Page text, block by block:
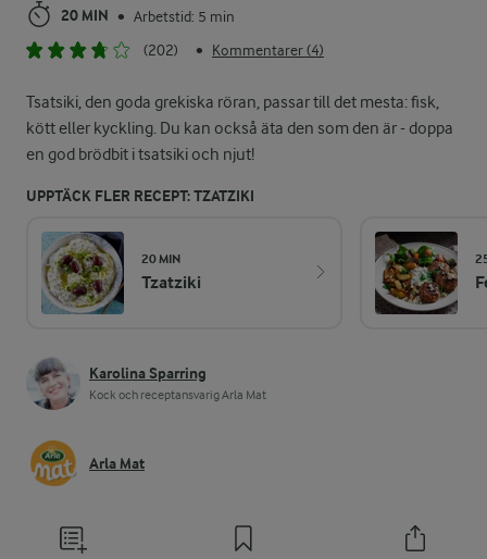
20 MIN • Arbetstid: 5 min
(202)
• Kommentarer (4)
Tsatsiki, den goda grekiska röran, passar till det mesta: fisk,
kött eller kyckling. Du kan också äta den som den är - doppa
en god brödbit i tsatsiki och njut!
UPPTÄCK FLER RECEPT: TZATZIKI
20 MIN
Tzatziki
Karolina Sparring
Kock och receptansvarig Arla Mat
Arla Mat